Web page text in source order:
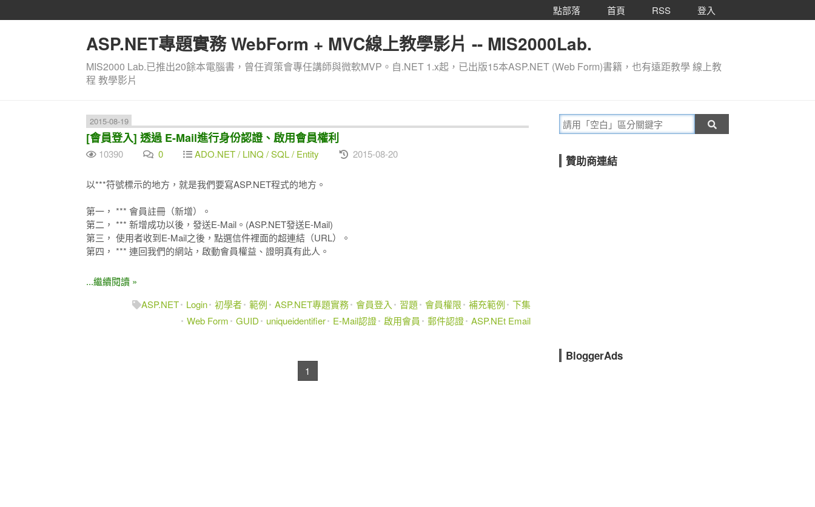
點部落 首頁 RSS 登入
ASP.NET專題實務 WebForm + MVC線上教學影片 -- MIS2000Lab.
MIS2000 Lab.已推出20餘本電腦書，曾任資策會專任講師與微軟MVP。自.NET 1.x起，已出版15本ASP.NET (Web Form)書籍，也有遠距教學 線上教
程 教學影片
2015-08-19
[會員登入] 透過 E-Mail進行身份認證、啟用會員權利
10390 0 ADO.NET / LINQ / SQL / Entity 2015-08-20
以***符號標示的地方，就是我們要寫ASP.NET程式的地方。
第一， *** 會員註冊（新增）。
第二， *** 新增成功以後，發送E-Mail。(ASP.NET發送E-Mail)
第三， 使用者收到E-Mail之後，點選信件裡面的超連結（URL）。
第四， *** 連回我們的網站，啟動會員權益、證明真有此人。
...繼續閱讀 »
ASP.NET
Login 初學者 範例 ASP.NET專題實務 會員登入 習題 會員權限 補充範例
下集
Web Form
GUID uniqueidentifier E-Mail認證 啟用會員 郵件認證 ASP.NEt Email
1
贊助商連結
BloggerAds